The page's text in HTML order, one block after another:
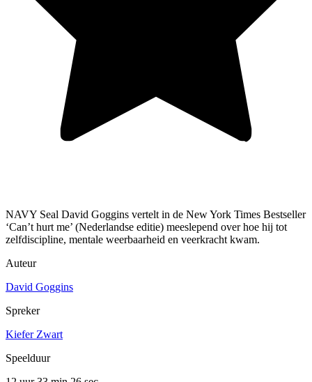
NAVY Seal David Goggins vertelt in de New York Times Bestseller
‘Can’t hurt me’ (Nederlandse editie) meeslepend over hoe hij tot
zelfdiscipline, mentale weerbaarheid en veerkracht kwam.
Auteur
David Goggins
Spreker
Kiefer Zwart
Speelduur